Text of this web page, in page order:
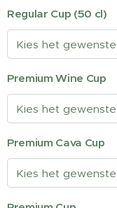
Regular Cup (50 cl)
Premium Wine Cup
Premium Cava Cup